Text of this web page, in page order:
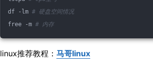
df -lm # 硬盘空间情况
free -m # 内存
linux推荐教程： 马哥linux